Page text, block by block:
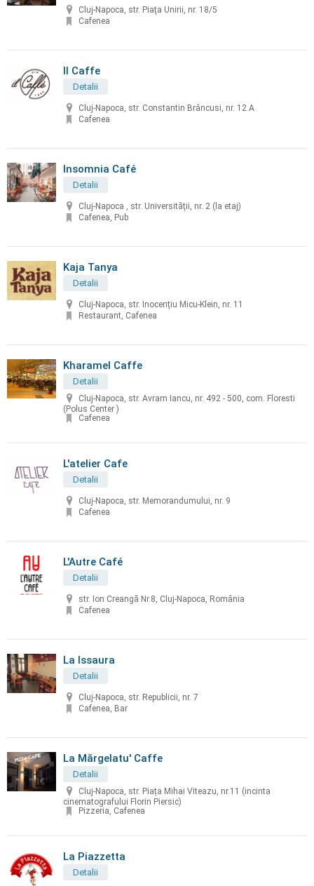
Cluj-Napoca, str. Piaţa Unirii, nr. 18/5
Cafenea
Il Caffe
Detalii
Cluj-Napoca, str. Constantin Brâncusi, nr. 12 A
Cafenea
Insomnia Café
Detalii
Cluj-Napoca , str. Universităţii, nr. 2 (la etaj)
Cafenea, Pub
Kaja Tanya
Detalii
Cluj-Napoca, str. Inocențiu Micu-Klein, nr. 11
Restaurant, Cafenea
Kharamel Caffe
Detalii
Cluj-Napoca, str. Avram Iancu, nr. 492 - 500, com. Floresti
(Polus Center )
Cafenea
L'atelier Cafe
Detalii
Cluj-Napoca, str. Memorandumului, nr. 9
Cafenea
L'Autre Café
Detalii
str. Ion Creangă Nr.8, Cluj-Napoca, România
Cafenea
La Issaura
Detalii
Cluj-Napoca, str. Republicii, nr. 7
Cafenea, Bar
La Mărgelatu' Caffe
Detalii
Cluj-Napoca, str. Piața Mihai Viteazu, nr.11 (incinta
cinematografului Florin Piersic)
Pizzeria, Cafenea
La Piazzetta
Detalii